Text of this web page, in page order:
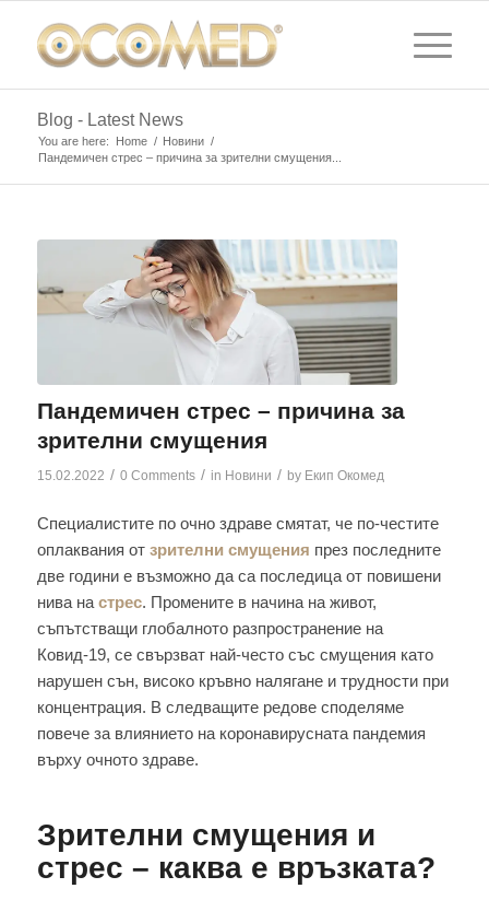
Blog - Latest News
You are here: Home / Новини /
Пандемичен стрес – причина за зрителни смущения...
Пандемичен стрес – причина за
зрителни смущения
15.02.2022 / 0 Comments / in Новини / by Екип Окомед
Специалистите по очно здраве смятат, че по-честите
оплаквания от зрителни смущения през последните
две години е възможно да са последица от повишени
нива настрес. Промените в начина на живот,
съпътстващи глобалното разпространение на
Ковид-19, се свързват най-често със смущения като
нарушен сън, високо кръвно налягане и трудности при
концентрация. В следващите редове споделяме
повече за влиянието на коронавирусната пандемия
върху очното здраве.
Зрителни смущения и
стрес – каква е връзката?